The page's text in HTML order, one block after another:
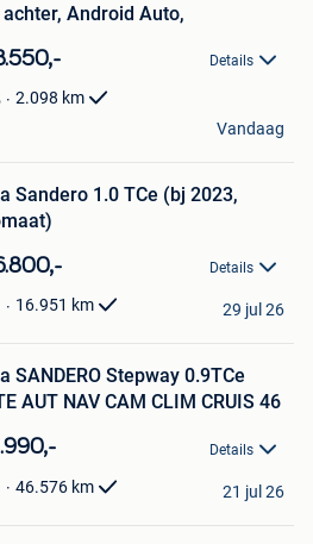
achter, Android Auto,
Details
2.098 km
Vandaag
Sandero 1.0 TCe (bj 2023,
Details
16.951 km 29 jul 26
SANDERO Stepway 0.9TCe
AUT NAV CAM CLIM CRUIS 46
Details
46.576 km 21 jul 26